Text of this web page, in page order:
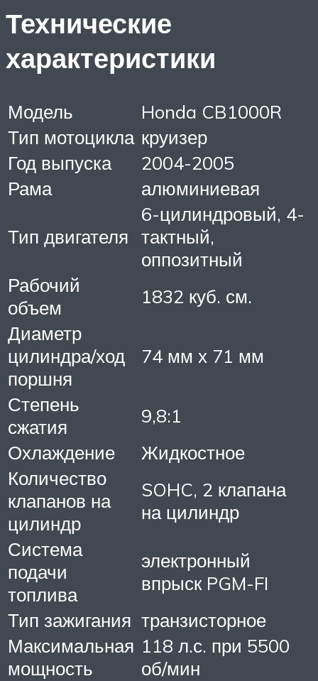
Технические
характеристики
Модель
Honda CB1000R
Тип мотоцикла круизер
Год выпуска
2004-2005
Рама
алюминиевая
Тип двигателя
6-цилиндровый, 4-
тактный,
оппозитный
Рабочий
объем
1832 куб. см.
Диаметр
цилиндра/ход
поршня
74 мм х 71 мм
Степень
сжатия
9,8:1
Охлаждение
Жидкостное
Количество
клапанов на
цилиндр
SOHC, 2 клапана
на цилиндр
Система
подачи
топлива
электронный
впрыск PGM-FI
Тип зажигания транзисторное
Максимальная
мощность
118 л.с. при 5500
об/мин